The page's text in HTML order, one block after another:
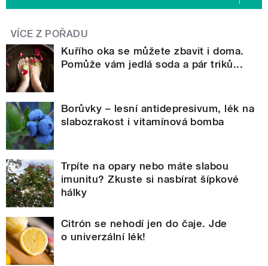
VÍCE Z POŘADU
Kuřího oka se můžete zbavit i doma.
Pomůže vám jedlá soda a pár triků...
Borůvky – lesní antidepresivum, lék na
slabozrakost i vitamínová bomba
Trpíte na opary nebo máte slabou
imunitu? Zkuste si nasbírat šípkové
hálky
Citrón se nehodí jen do čaje. Jde
o univerzální lék!